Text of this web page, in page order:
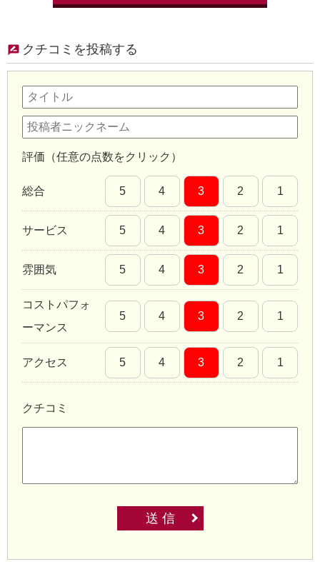
クチコミを投稿する
評価（任意の点数をクリック）
総合 5 4 3 2 1
サービス 5 4 3 2 1
雰囲気 5 4 3 2 1
コストパフォ
ーマンス
5 4 3 2 1
アクセス 5 4 3 2 1
クチコミ
送 信